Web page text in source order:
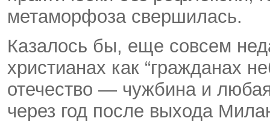
метаморфоза свершилась.
Казалось бы, еще совсем
христианах как “гражданах
отечество — чужбина и
через год после выхода